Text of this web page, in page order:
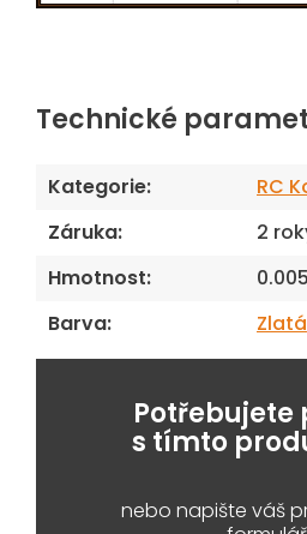
Technické
Kategorie:
RC
Záruka:
2
Hmotnost:
Barva: Zlatá
Potřebujete
s tímto
nebo napište váš